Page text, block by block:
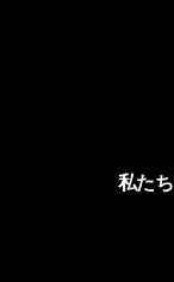
私た